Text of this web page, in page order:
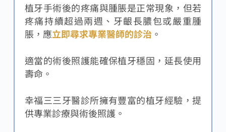
植牙手術後的疼痛與腫脹是正常現象，但若
疼痛持續超過兩週、牙齦長膿包或嚴重腫
脹，應立即尋求專業醫師的診治 。
適當的術後照護能確保植牙穩固，延長使用
壽命。
幸福三三牙醫診所擁有豐富的植牙經驗，提
供專業診療與術後照護。